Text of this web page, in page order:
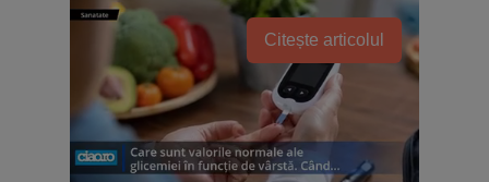
Citește articolul